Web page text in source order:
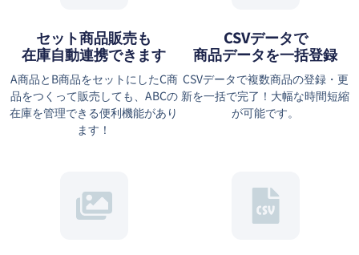
セット商品販売も
在庫自動連携できます
A商品とB商品をセットにしたC商
品をつくって販売しても、ABCの
在庫を管理できる便利機能があり
ます！
CSVデータで
商品データを一括登録
CSVデータで複数商品の登録・更
新を一括で完了！大幅な時間短縮
が可能です。